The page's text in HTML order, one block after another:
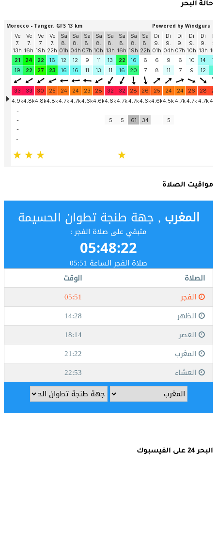
حالة البحر
مواقيت الصلاة
البحر 24 على الفيسبوك